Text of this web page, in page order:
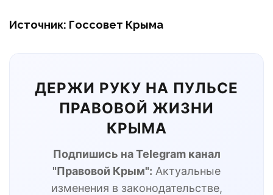
Источник: Госсовет Крыма
ДЕРЖИ РУКУ НА ПУЛЬСЕ
ПРАВОВОЙ ЖИЗНИ
КРЫМА
Подпишись на Telegram канал
"Правовой Крым": Актуальные
изменения в законодательстве,